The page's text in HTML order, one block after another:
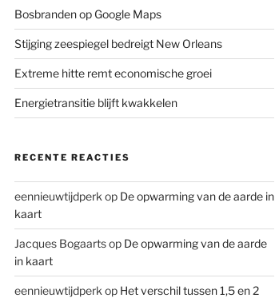
Bosbranden op Google Maps
Stijging zeespiegel bedreigt New Orleans
Extreme hitte remt economische groei
Energietransitie blijft kwakkelen
RECENTE REACTIES
eennieuwtijdperk op De opwarming van de aarde in
kaart
Jacques Bogaartsop De opwarming van de aarde
in kaart
eennieuwtijdperk op Het verschil tussen 1,5 en 2